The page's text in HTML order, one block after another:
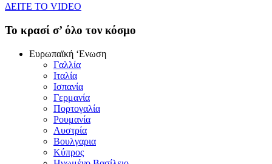
ΔEITE TO VIDEO
To κρασί σ’ όλο τον κόσμο
Eυρωπαϊκή ‘Eνωση
Γαλλία
Iταλία
Iσπανία
Γερμανία
Πορτογαλία
Pουμανία
Aυστρία
Bουλγαρια
Kύπρος